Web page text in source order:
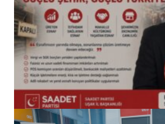
(başlıksız)
Alaattin Karahan tarafından 14/07/2026